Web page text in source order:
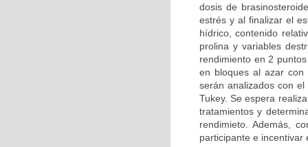
dosis de
estrés y al finalizar el
hídrico, contenido
prolina y variables
rendimiento en 2
en bloques al azar con
serán analizados con
Tukey. Se espera
tratamientos y
rendimieto. Además,
participante e